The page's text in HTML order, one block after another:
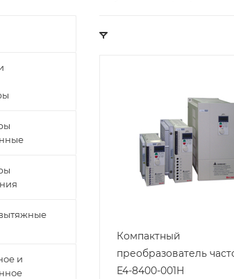
Компактный
преобразователь
E4-8400-001Н
и